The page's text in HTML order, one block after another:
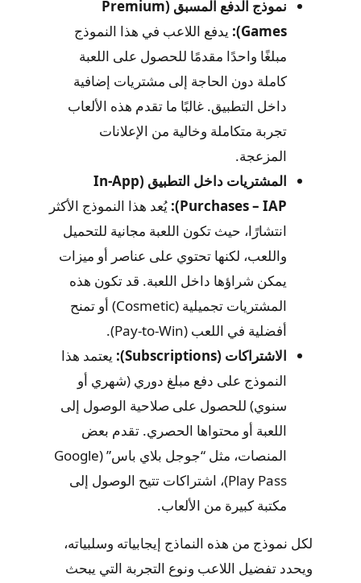
نموذج الدفع المسبق (Premium
Games):
يدفع اللاعب في هذا النموذج
مبلغًا واحدًا مقدمًا للحصول على اللعبة
كاملة دون الحاجة إلى مشتريات إضافية
داخل التطبيق. غالبًا ما تقدم هذه الألعاب
تجربة متكاملة وخالية من الإعلانات
المزعجة.
المشتريات داخل التطبيق (In-App
Purchases – IAP):
يُعد هذا النموذج الأكثر
انتشارًا، حيث تكون اللعبة مجانية للتحميل
واللعب، لكنها تحتوي على عناصر أو ميزات
يمكن شراؤها داخل اللعبة. قد تكون هذه
المشتريات تجميلية (Cosmetic) أو تمنح
أفضلية في اللعب (Pay-to-Win).
الاشتراكات (Subscriptions):
يعتمد هذا
النموذج على دفع مبلغ دوري (شهري أو
سنوي) للحصول على صلاحية الوصول إلى
اللعبة أو محتواها الحصري. تقدم بعض
المنصات، مثل “جوجل بلاي باس” (Google
Play Pass)، اشتراكات تتيح الوصول إلى
مكتبة كبيرة من الألعاب.
لكل نموذج من هذه النماذج إيجابياته وسلبياته،
ويحدد تفضيل اللاعب ونوع التجربة التي يبحث